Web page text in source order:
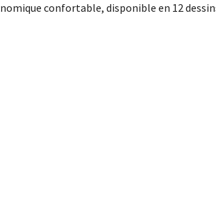
confortable, disponible en 12